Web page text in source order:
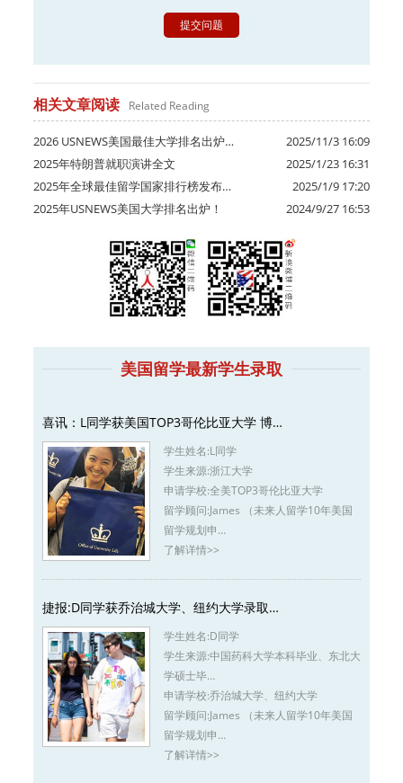
相关文章阅读 Related Reading
2025/11/3 16:09
2026 USNEWS美国最佳大学排名出炉…
2025/1/23 16:31
2025年特朗普就职演讲全文
2025/1/9 17:20
2025年全球最佳留学国家排行榜发布…
2024/9/27 16:53
2025年USNEWS美国大学排名出炉！
美国留学最新学生录取
喜讯：L同学获美国TOP3哥伦比亚大学 博…
学生姓名:L同学
学生来源:浙江大学
申请学校:全美TOP3哥伦比亚大学
留学顾问:James （未来人留学10年美国
留学规划申…
了解详情>>
捷报:D同学获乔治城大学、纽约大学录取…
学生姓名:D同学
学生来源:中国药科大学本科毕业、东北大
学硕士毕…
申请学校:乔治城大学、纽约大学
留学顾问:James （未来人留学10年美国
留学规划申…
了解详情>>